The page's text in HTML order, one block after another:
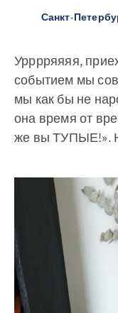
Санкт-
Урррряяяя,
событием мы
мы как бы не
она время от
же вы ТУПЫЕ!».